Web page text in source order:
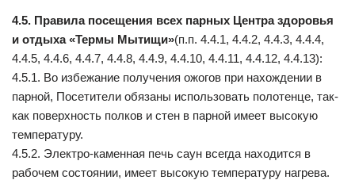
4.5. Правила посещения всех парных Центра здоровья
и отдыха «Термы Мытищи»(п.п. 4.4.1, 4.4.2, 4.4.3, 4.4.4,
4.4.5, 4.4.6, 4.4.7, 4.4.8, 4.4.9, 4.4.10, 4.4.11, 4.4.12, 4.4.13):
4.5.1. Во избежание получения ожогов при нахождении в
парной, Посетители обязаны использовать полотенце, так-
как поверхность полков и стен в парной имеет высокую
температуру.
4.5.2. Электро-каменная печь саун всегда находится в
рабочем состоянии, имеет высокую температуру нагрева.